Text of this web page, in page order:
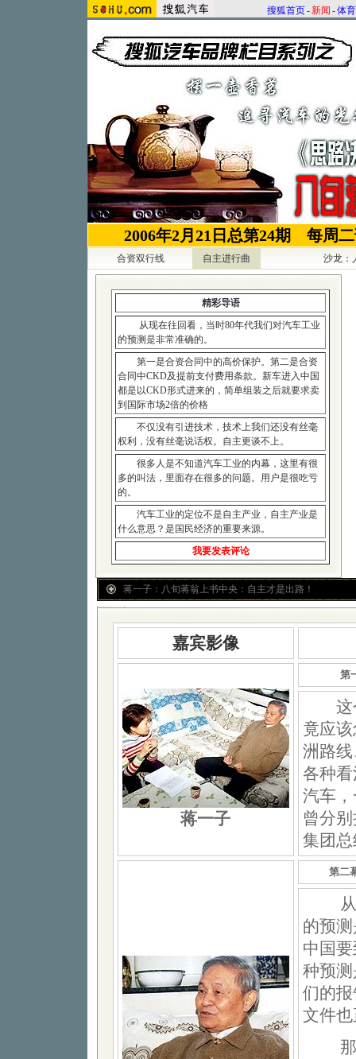
搜狐首页-新闻 -体育
2006年2月21日总第24期 每周
合资双行线 自主进行曲 沙龙：
精彩导语
从现在往回看，当时80年代我们对汽车工业
的预测是非常准确的。
第一是合资合同中的高价保护。第二是合资
合同中CKD及提前支付费用条款。新车进入中国
都是以CKD形式进来的，简单组装之后就要求卖
到国际市场2倍的价格
不仅没有引进技术，技术上我们还没有丝毫
权利，没有丝毫说话权。自主更谈不上。
很多人是不知道汽车工业的内幕，这里有很
多的叫法，里面存在很多的问题。用户是很吃亏
的。
汽车工业的定位不是自主产业，自主产业是
什么意思？是国民经济的重要来源。
我要发表评论
蒋一子：八旬蒋翁上书中央：自主才是出路！
嘉宾影像
蒋一子
第
这个
竟应
洲路
各种
汽车
曾分
集团
第二
从现
的预
中国
种预
们的
文件
那个